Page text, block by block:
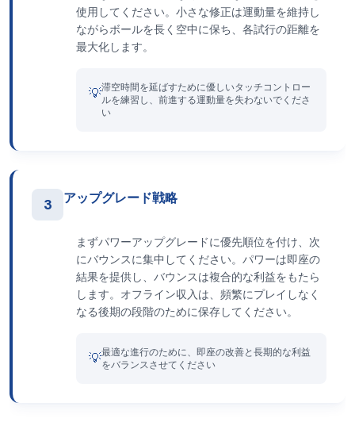
使用してください。小さな修正は運動量を維持し
ながらボールを長く空中に保ち、各試行の距離を
最大化します。
💡滞空時間を延ばすために優しいタッチコントロー
ルを練習し、前進する運動量を失わないでくださ
い
3 アップグレード戦略
まずパワーアップグレードに優先順位を付け、次
にバウンスに集中してください。パワーは即座の
結果を提供し、バウンスは複合的な利益をもたら
します。オフライン収入は、頻繁にプレイしなく
なる後期の段階のために保存してください。
💡最適な進行のために、即座の改善と長期的な利益
をバランスさせてください